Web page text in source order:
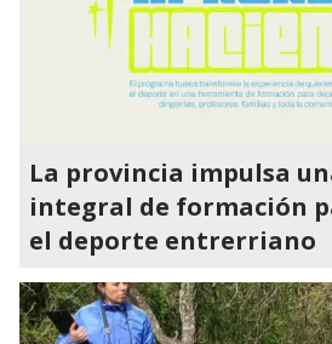
La provincia impulsa
integral de formación
el deporte entrerriano